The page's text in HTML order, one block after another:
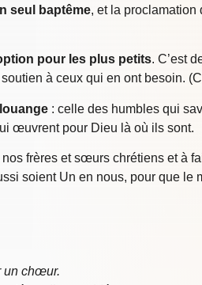
seul baptême, et la
pour les plus petits. C’est
à ceux qui en ont besoin.
: celle des humbles qui
œuvrent pour Dieu là où ils sont.
frères et sœurs chrétiens et à
soient Un en nous, pour que le
un chœur.